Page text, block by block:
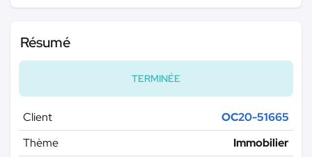
Résumé
TERMINÉE
Client
OC20-51665
Thème
Immobilier